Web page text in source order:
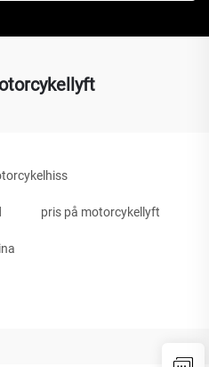
pris på motorcykellyft